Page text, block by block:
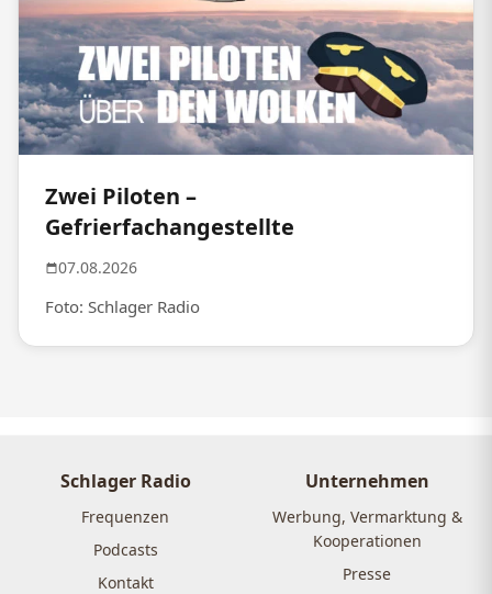
Zwei Piloten –
Gefrierfachangestellte
07.08.2026
Foto: Schlager Radio
Schlager Radio
Frequenzen
Podcasts
Kontakt
Unternehmen
Werbung, Vermarktung &
Kooperationen
Presse